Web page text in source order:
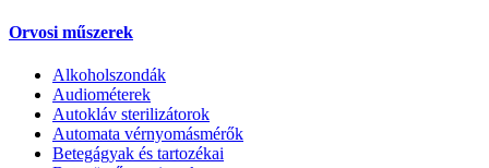
Orvosi műszerek
Alkoholszondák
Audiométerek
Autokláv sterilizátorok
Automata vérnyomásmérők
Betegágyak és tartozékai